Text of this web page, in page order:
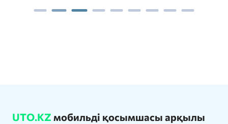
UTO.KZ мобильді қосымшасы арқылы